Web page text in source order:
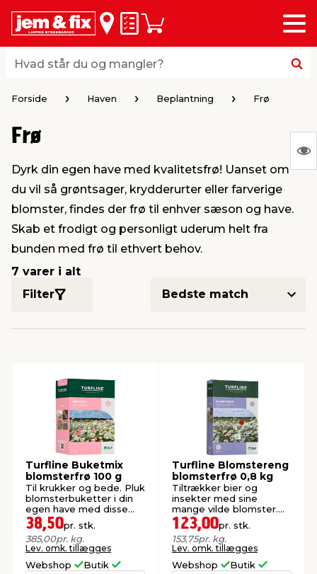
Hvad står du og mangler?
Hvad står du og mangler?
Huskeseddel
Indkøbskurv
Menu
& vægge
vinduer
brædder
& stilladser
& ukrudt
& varme
& ophæng
& opbevaring
& standere
& syltning
& armatur
& ventilation
Home
data & TV
& kemikalier
& fugemasse
af værktøj
maskiner
Forside Haven Beplantning Frø
Frø
Dyrk din egen have med kvalitetsfrø! Uanset om
du vil så grøntsager, krydderurter eller farverige
blomster, findes der frø til enhver sæson og have.
Skab et frodigt og personligt uderum helt fra
bunden med frø til ethvert behov.
7 varer i alt
Filter
Turfline Buketmix
blomsterfrø 100 g
Til krukker og bede. Pluk
blomsterbuketter i din
egen have med disse
fine blomster.
38,50pr. stk.
385,00pr. kg.
Lev. omk. tillægges
Webshop Butik
Turfline Blomstereng
blomsterfrø 0,8 kg
Tiltrækker bier og
insekter med sine
mange vilde blomster.
Rækker til 80 m².
123,00pr. stk.
153,75pr. kg.
Lev. omk. tillægges
Webshop Butik